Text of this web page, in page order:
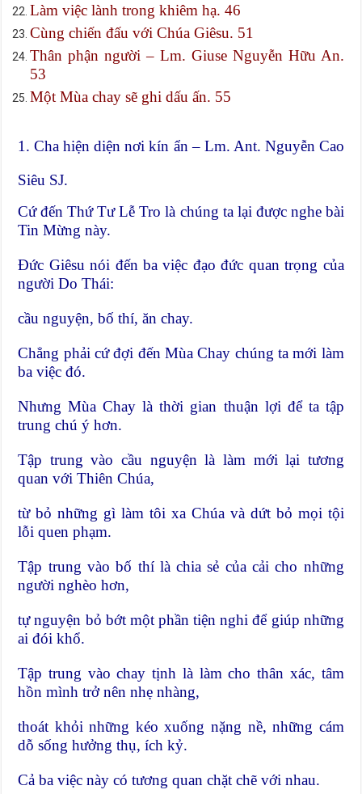
Làm việc lành trong khiêm hạ. 46
Cùng chiến đấu với Chúa Giêsu. 51
Thân phận người – Lm. Giuse Nguyễn Hữu An.
53
Một Mùa chay sẽ ghi dấu ấn. 55
1. Cha hiện diện nơi kín ẩn – Lm. Ant. Nguyễn Cao
Siêu SJ.
Cứ đến Thứ Tư Lễ Tro là chúng ta lại được nghe bài
Tin Mừng này.
Đức Giêsu nói đến ba việc đạo đức quan trọng của
người Do Thái:
cầu nguyện, bố thí, ăn chay.
Chẳng phải cứ đợi đến Mùa Chay chúng ta mới làm
ba việc đó.
Nhưng Mùa Chay là thời gian thuận lợi để ta tập
trung chú ý hơn.
Tập trung vào cầu nguyện là làm mới lại tương
quan với Thiên Chúa,
từ bỏ những gì làm tôi xa Chúa và dứt bỏ mọi tội
lỗi quen phạm.
Tập trung vào bố thí là chia sẻ của cải cho những
người nghèo hơn,
tự nguyện bỏ bớt một phần tiện nghi để giúp những
ai đói khổ.
Tập trung vào chay tịnh là làm cho thân xác, tâm
hồn mình trở nên nhẹ nhàng,
thoát khỏi những kéo xuống nặng nề, những cám
dỗ sống hưởng thụ, ích kỷ.
Cả ba việc này có tương quan chặt chẽ với nhau.